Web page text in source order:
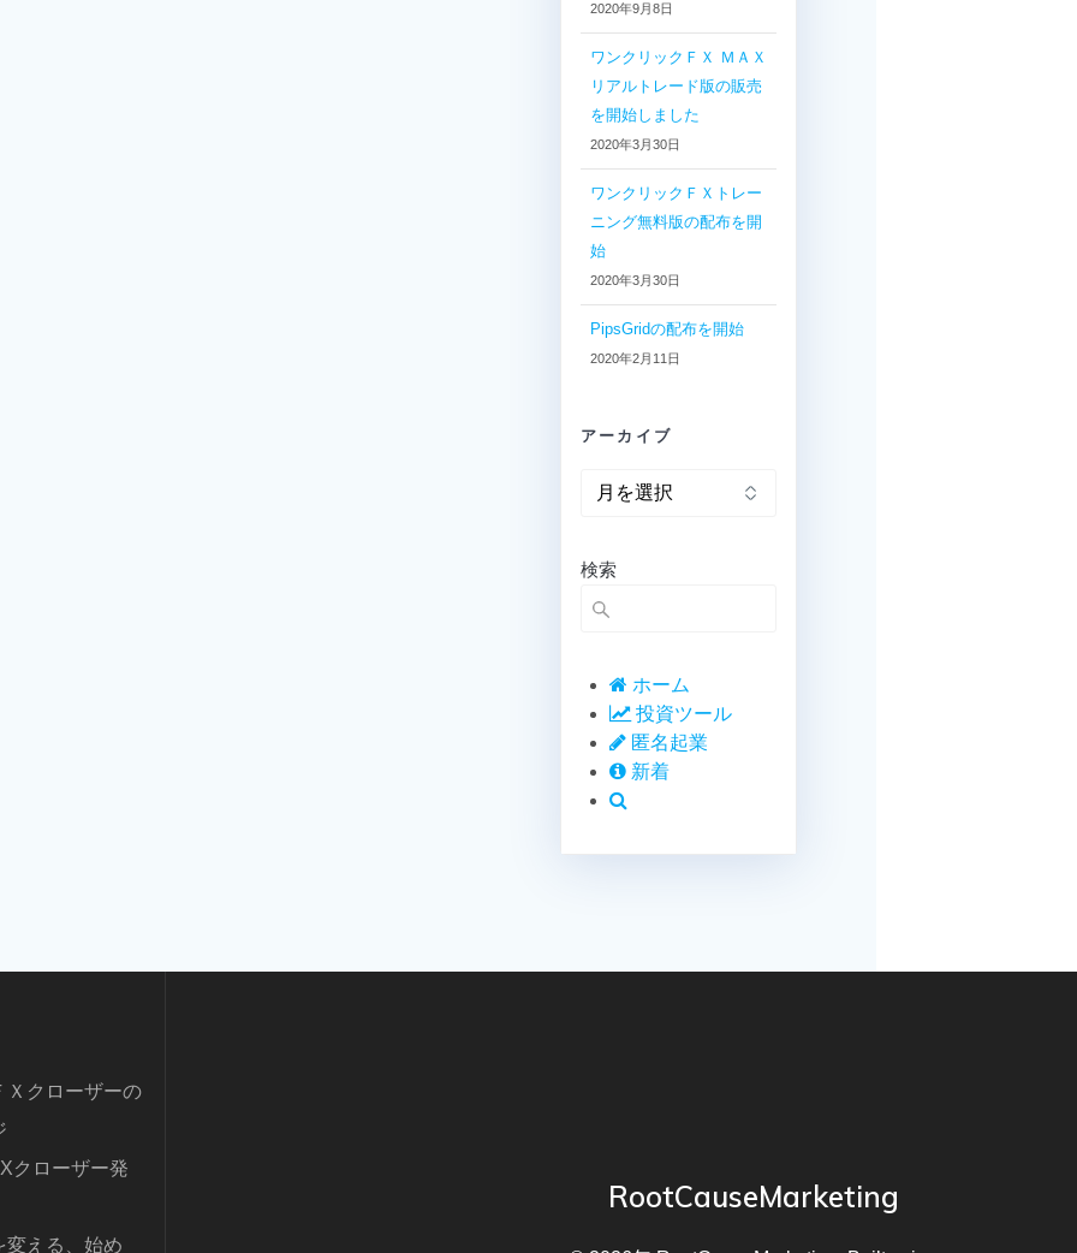
2020年9月8日
ワンクリックＦＸ ＭＡＸ
リアルトレード版の販売
を開始しました
2020年3月30日
ワンクリックＦＸトレー
ニング無料版の配布を開
始
2020年3月30日
PipsGridの配布を開始
2020年2月11日
アーカイブ
イ
ブ
検索
ホーム
投資ツール
匿名起業
新着
Ｘクローザーの
クローザー発
変える、始め
RootCauseMarketing